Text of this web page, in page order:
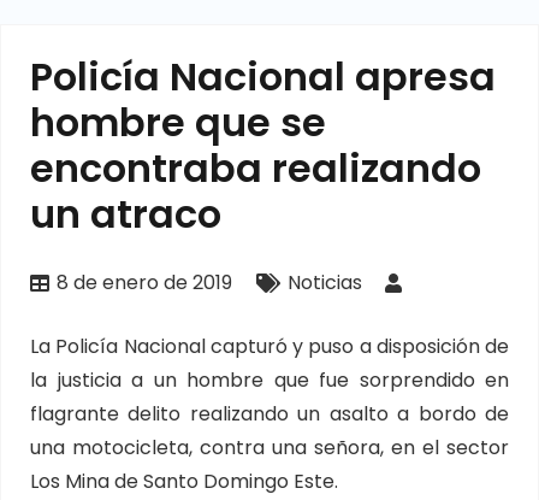
Policía Nacional apresa
hombre que se
encontraba realizando
un atraco
8 de enero de 2019 Noticias
La Policía Nacional capturó y puso a disposición de
la justicia a un hombre que fue sorprendido en
flagrante delito realizando un asalto a bordo de
una motocicleta, contra una señora, en el sector
Los Mina de Santo Domingo Este.